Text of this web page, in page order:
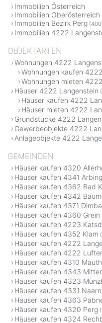
Immobilien Österreich
Immobilien Oberösterreich
Immobilien Bezirk Perg
Immobilien 4222
OBJEKTARTEN
Wohnungen 4222
Wohnungen kaufen
Wohnungen mieten
Häuser 4222 Langenstein
Häuser kaufen 4222
Häuser mieten 4222
Grundstücke 4222
Gewerbeobjekte 4222
Anlageobjekte 4222
GEMEINDEN
Häuser kaufen 4320
Häuser kaufen 4341 Arbing
Häuser kaufen 4362 Bad
Häuser kaufen 4342
Häuser kaufen 4371
Häuser kaufen 4360 Grein
Häuser kaufen 4223
Häuser kaufen 4352 Klam
Häuser kaufen 4222
Häuser kaufen 4222
Häuser kaufen 4310
Häuser kaufen 4343
Häuser kaufen 4323
Häuser kaufen 4331
Häuser kaufen 4363
Häuser kaufen 4320 Perg
Häuser kaufen 4324